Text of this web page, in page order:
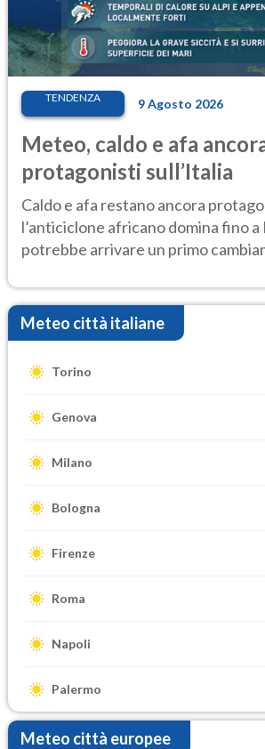
TENDENZA 9 Agosto 2026
Meteo, caldo e afa
protagonisti sull’Italia
Caldo e afa restano ancora
l’anticiclone africano domina fino
potrebbe arrivare un primo
Meteo città italiane
Torino
Genova
Milano
Bologna
Firenze
Roma
Napoli
Palermo
Meteo città europee